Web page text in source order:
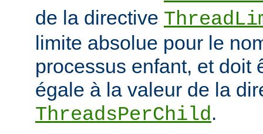
de la directive
limite absolue pour le
processus enfant, et doit
égale à la valeur de la
ThreadsPerChild.